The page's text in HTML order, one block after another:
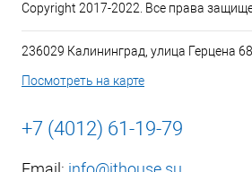
Copyright 2017-2022. Все права
236029 Калининград, улица Герцена
Посмотреть на карте
+7 (4012) 61-19-79